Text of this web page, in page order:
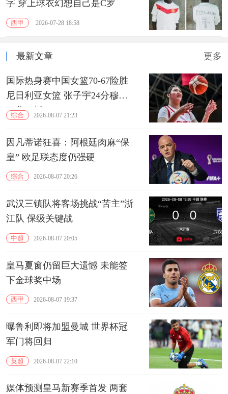
字 穿上球衣幻想自己是C罗
西甲 2026-07-28 18:58
最新文章 更多
国际热身赛中国女篮70-67险胜
尼日利亚女篮 张子宇24分穆萨
15分10板
综合 2026-08-07 21:23
因凡蒂诺狂喜：阿根廷肉麻“保
皇” 欧足联态度仍强硬
综合 2026-08-07 20:26
武汉三镇队将客场挑战“苦主”浙
江队 保级关键战
中超 2026-08-07 20:05
皇马夏窗仍留巨大遗憾 未能签
下金球奖中场
西甲 2026-08-07 19:37
曝鲁利即将加盟曼城 世界杯冠
军门将回归
英超 2026-08-07 22:10
媒体预测皇马新赛季首发 两套